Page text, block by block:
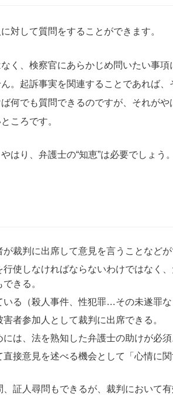
対して質問をすることができます。
く、検察官にあらかじめ問いたい事項
。起訴事実を関連することであれば、
何でも質問できるのですが、それが
ころです。
はり、弁護士の“知恵”は必要でしょう。
裁判に出席して意見を言うことなどが
使しなければならないわけではなく
きる。
る（殺人事件、性犯罪…その未遂罪な
者参加人として裁判に出席できる。
は、法を熟知した弁護士の助けが必須
接意見を述べる機会として「心情に
証人尋問もできるが、裁判において